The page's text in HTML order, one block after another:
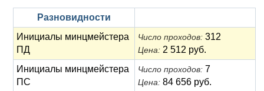
Разновидности
Инициалы минцмейстера
ПД
Число проходов: 312
Цена: 2 512 руб.
Инициалы минцмейстера
ПС
Число проходов: 7
Цена: 84 656 руб.